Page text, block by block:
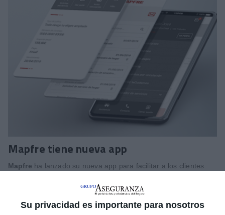
Su privacidad es importante para nosotros
Mapfre tiene nueva app
Mapfre ha lanzado su nueva app para facilitar a los clientes
La aplicación cuenta con nuevas funcionalidades y ventajas, y
los clientes podrán ver de forma más clara los productos
contratados y gestionarlos de manera cómoda.